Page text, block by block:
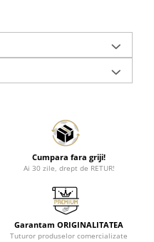
Cumpara fara griji!
Ai 30 zile, drept de RETUR!
Garantam ORIGINALITATEA
Tuturor produselor comercializate